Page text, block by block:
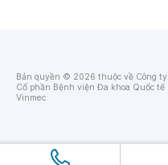
Bản quyền © 2026 thuộc về Công ty
Cổ phần Bệnh viện Đa khoa Quốc tế
Vinmec